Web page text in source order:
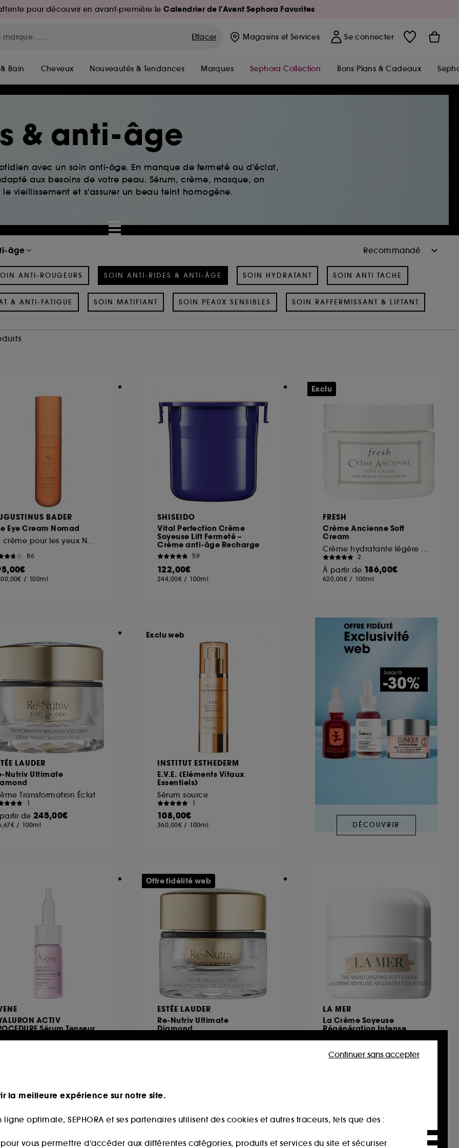
pour découvrir en avant-première leCalendrier de l'Avent Sephora Favorites
Effacer Magasins et Services Se connecter
Bain Cheveux Nouveautés & Tendances Marques Sephora Collection Bons Plans & Cadeaux
& anti-âge
avec un soin anti-âge. En manque de fermeté ou d'éclat,
aux besoins de votre peau. Sérum, crème, masque, on
vieillissement et s'assurer un beau teint homogène.
âge
ANTI-ROUGEURS SOIN ANTI-RIDES & ANTI-ÂGE SOIN HYDRATANT SOIN ANTI TACHE
& ANTI-FATIGUE SOIN MATIFIANT SOIN PEAUX SENSIBLES SOIN RAFFERMISSANT & LIFTANT
BADER
Eye Cream Nomad
86
/ 100ml
SHISEIDO
Vital Perfection Crème
Soyeuse Lift Fermeté –
Crème anti-âge Recharge
59
122,00€
244,00€ / 100ml
FRESH
Crème Ancienne Soft
Cream
2
À partir de 186,00€
620,00€ / 100ml
Exclu
LAUDER
Nutriv Ultimate
Transformation Éclat
1
de 245,00€
/ 100ml
INSTITUT ESTHEDERM
E.V.E. (Eléments Vitaux
Essentiels)
Sérum source
1
108,00€
360,00€ / 100ml
Exclu web
DÉCOUVRIR
ACTIV
Sérum Tenseur
âge
ESTÉE LAUDER
Re-Nutriv Ultimate
Diamond
Crème Longévité Éclat Contour des Yeux
Offre fidélité web
LA MER
La Crème Soyeuse
Régénération Intense
Crème visage
119,00€
at Sephora
la meilleure expérience sur notre site.
optimale, SEPHORA et ses partenaires utilisent des cookies et autres traceurs, tels que des :
pour vous permettre d’accéder aux différentes catégories, produits et services du site et sécuriser
Continuer sans accepter